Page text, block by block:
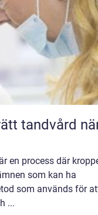
en process där
som kan ha
som används för
...